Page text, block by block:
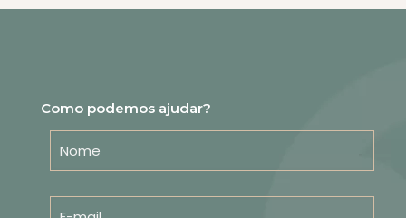
Como podemos ajudar?